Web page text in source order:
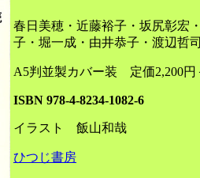
春日美穂・近藤裕子・坂尻彰宏
子・堀一成・由井恭子・渡辺哲
A5判並製カバー装 定価2,200
ISBN 978-4-8234-1082-6
イラスト 飯山和哉
ひつじ書房